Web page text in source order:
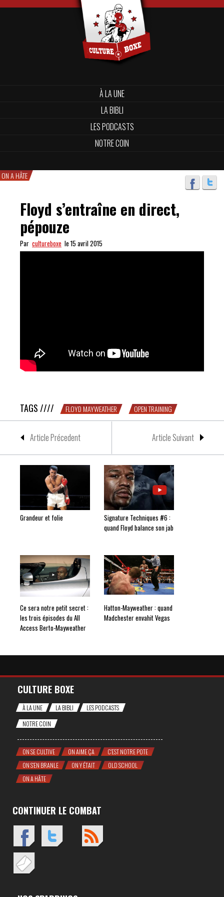
À LA UNE
LA BIBLI
LES PODCASTS
NOTRE COIN
ON A HÂTE
Floyd s’entraîne en direct,
pépouze
Par cultureboxe le 15 avril 2015
TAGS //// FLOYD MAYWEATHER OPEN TRAINING
Article Précedent Article Suivant
Grandeur et folie
Signature Techniques #6 :
quand Floyd balance son jab
Ce sera notre petit secret :
les trois épisodes du All
Access Berto-Mayweather
Hatton-Mayweather : quand
Madchester envahit Vegas
CULTURE BOXE
À LA UNE LA BIBLI
LES PODCASTS
NOTRE COIN
ON SE CULTIVE ON AIME ÇA
C'EST NOTRE POTE
ON S'EN BRANLE
ON Y ÉTAIT
OLD SCHOOL
ON A HÂTE
CONTINUER LE COMBAT